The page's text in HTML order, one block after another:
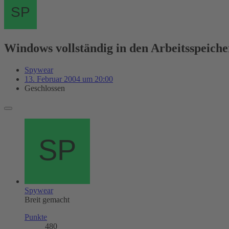
Windows vollständig in den
Spywear
13. Februar 2004 um 20:00
Geschlossen
Spywear
Breit gemacht
Punkte
480